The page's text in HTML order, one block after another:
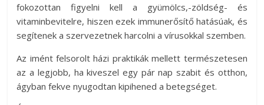
fokozottan figyelni kell a gyümölcs,-zöldség- és
vitaminbevitelre, hiszen ezek immunerősítő hatásúak, és
segítenek a szervezetnek harcolni a vírusokkal szemben.
Az imént felsorolt házi praktikák mellett természetesen
az a legjobb, ha kiveszel egy pár nap szabit és otthon,
ágyban fekve nyugodtan kipihened a betegséget.